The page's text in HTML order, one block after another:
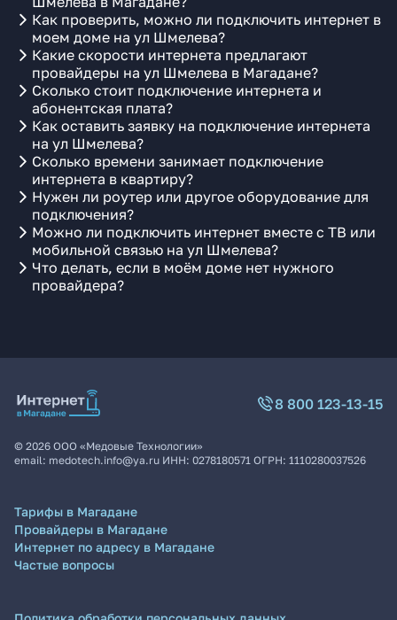
Как проверить, можно ли подключить интернет в
моем доме на ул Шмелева?
Какие скорости интернета предлагают
провайдеры на ул Шмелева в Магадане?
Сколько стоит подключение интернета и
абонентская плата?
Как оставить заявку на подключение интернета
на ул Шмелева?
Сколько времени занимает подключение
интернета в квартиру?
Нужен ли роутер или другое оборудование для
подключения?
Можно ли подключить интернет вместе с ТВ или
мобильной связью на ул Шмелева?
Что делать, если в моём доме нет нужного
провайдера?
8 800 123-13-15
© 2026 ООО «Медовые Технологии»
email: medotech.info@ya.ru ИНН: 0278180571 ОГРН: 1110280037526
Тарифы в Магадане
Провайдеры в Магадане
Интернет по адресу в Магадане
Частые вопросы